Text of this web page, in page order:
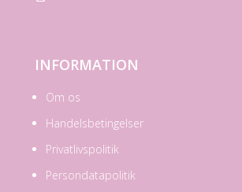
INFORMATION
Om os
Handelsbetingelser
Privatlivspolitik
Persondatapolitik